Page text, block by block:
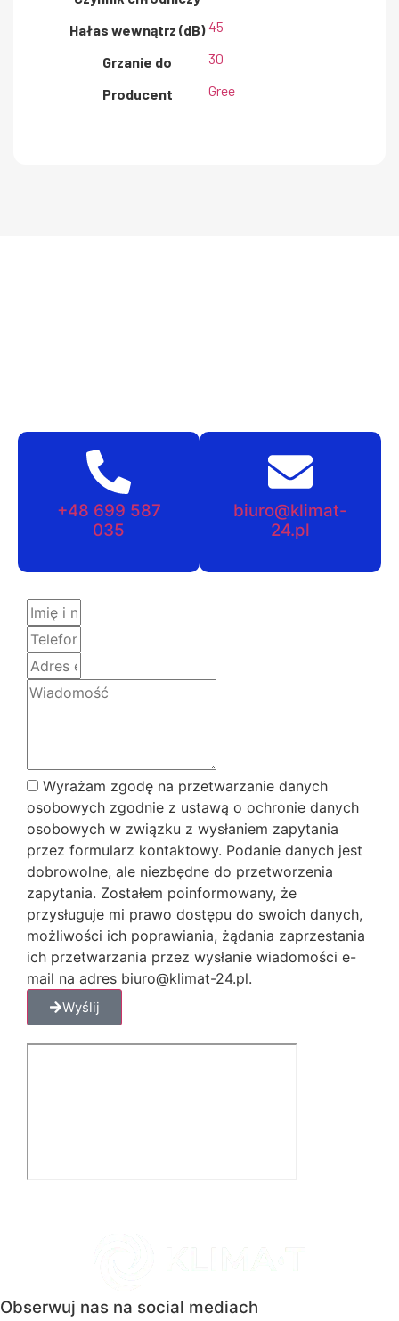
Hałas wewnątrz (dB) 45
Grzanie do 30
Producent Gree
+48 699 587
035
biuro@klimat-
24.pl
Wyrażam zgodę na przetwarzanie danych
osobowych zgodnie z ustawą o ochronie danych
osobowych w związku z wysłaniem zapytania
przez formularz kontaktowy. Podanie danych jest
dobrowolne, ale niezbędne do przetworzenia
zapytania. Zostałem poinformowany, że
przysługuje mi prawo dostępu do swoich danych,
możliwości ich poprawiania, żądania zaprzestania
ich przetwarzania przez wysłanie wiadomości e-
mail na adres biuro@klimat-24.pl.
Wyślij
Obserwuj nas na social mediach